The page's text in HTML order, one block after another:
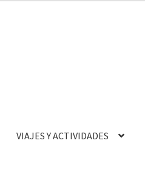
VIAJES Y ACTIVIDADES